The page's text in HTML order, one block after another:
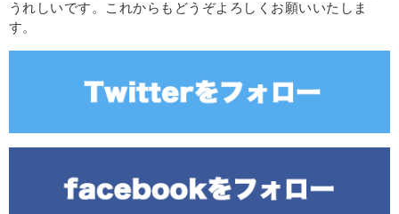
うれしいです。これからもどうぞよろしくお願いいたしま
す。